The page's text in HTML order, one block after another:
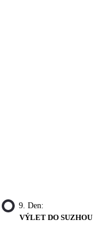
9. Den:
VÝLET DO SUZHOU